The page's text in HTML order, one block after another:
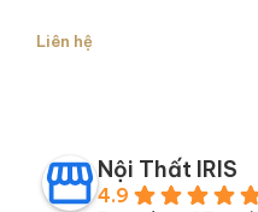
ăn hiện đại.
cao.
Liên hệ
Nội Thất IRIS
4.9